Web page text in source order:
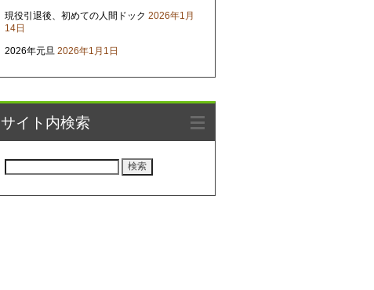
現役引退後、初めての人間ドック 2026年1月
14日
2026年元旦 2026年1月1日
サイト内検索